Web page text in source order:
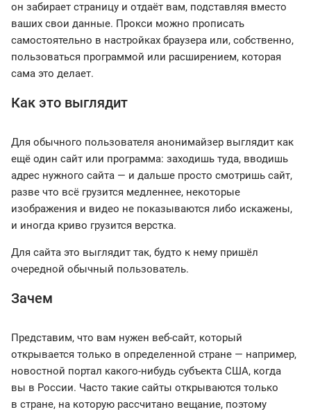
он забирает страницу и отдаёт вам, подставляя вместо
ваших свои данные. Прокси можно прописать
самостоятельно в настройках браузера или, собственно,
пользоваться программой или расширением, которая
сама это делает.
Как это выглядит
Для обычного пользователя анонимайзер выглядит как
ещё один сайт или программа: заходишь туда, вводишь
адрес нужного сайта — и дальше просто смотришь сайт,
разве что всё грузится медленнее, некоторые
изображения и видео не показываются либо искажены,
и иногда криво грузится верстка.
Для сайта это выглядит так, будто к нему пришёл
очередной обычный пользователь.
Зачем
Представим, что вам нужен веб-сайт, который
открывается только в определенной стране — например,
новостной портал какого-нибудь субъекта США, когда
вы в России. Часто такие сайты открываются только
в стране, на которую рассчитано вещание, поэтому